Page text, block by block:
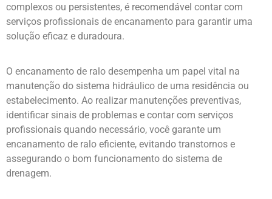
complexos ou persistentes, é recomendável contar com
serviços profissionais de encanamento para garantir uma
solução eficaz e duradoura.
O encanamento de ralo desempenha um papel vital na
manutenção do sistema hidráulico de uma residência ou
estabelecimento. Ao realizar manutenções preventivas,
identificar sinais de problemas e contar com serviços
profissionais quando necessário, você garante um
encanamento de ralo eficiente, evitando transtornos e
assegurando o bom funcionamento do sistema de
drenagem.